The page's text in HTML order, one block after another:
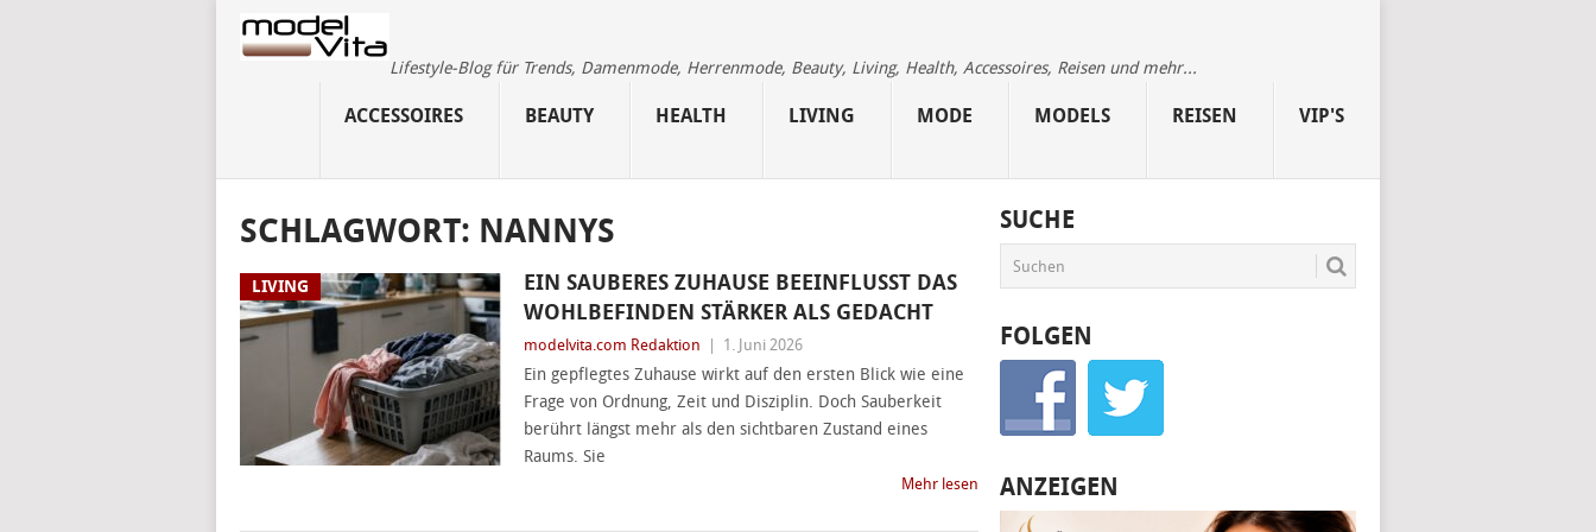
Lifestyle-Blog für Trends, Damenmode, Herrenmode, Beauty, Living, Health, Accessoires, Reisen und mehr...
ACCESSOIRES BEAUTY HEALTH LIVING MODE MODELS REISEN VIP'S
SCHLAGWORT: NANNYS
LIVING
EIN SAUBERES ZUHAUSE BEEINFLUSST DAS
WOHLBEFINDEN STÄRKER ALS GEDACHT
modelvita.com Redaktion 1. Juni 2026
Ein gepflegtes Zuhause wirkt auf den ersten Blick wie eine
Frage von Ordnung, Zeit und Disziplin. Doch Sauberkeit
berührt längst mehr als den sichtbaren Zustand eines
Raums. Sie
Mehr lesen
SUCHE
FOLGEN
ANZEIGEN